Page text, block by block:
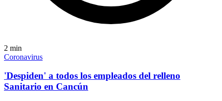
2 min
Coronavirus
'Despiden' a todos los empleados del relleno
Sanitario en Cancún